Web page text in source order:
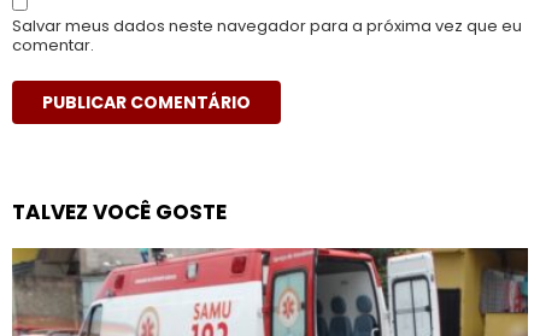
Salvar meus dados neste navegador para a próxima vez que eu
comentar.
TALVEZ VOCÊ GOSTE